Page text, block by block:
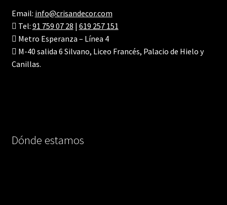
Email: info@crisandecor.com
Tel: 91 759 07 28 | 619 257 151
Metro Esperanza – Línea 4
M-40 salida 6 Silvano, Liceo Francés, Palacio de Hielo y
Canillas.
Dónde estamos